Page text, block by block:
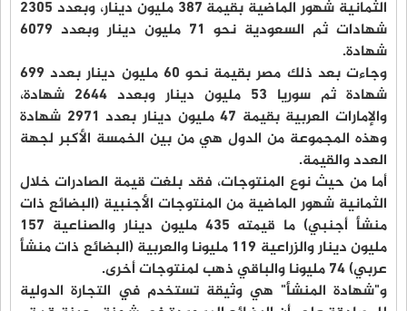
الثمانية شهور الماضية بقيمة 387 مليون دينار، وبعدد 2305
شهادات ثم السعودية نحو 71 مليون دينار وبعدد 6079
شهادة.
وجاءت بعد ذلك مصر بقيمة نحو 60 مليون دينار بعدد 699
شهادة ثم سوريا 53 مليون دينار وبعدد 2644 شهادة،
والإمارات العربية بقيمة 47 مليون دينار بعدد 2971 شهادة
وهذه المجموعة من الدول هي من بين الخمسة الأكبر لجهة
العدد والقيمة.
أما من حيث نوع المنتوجات، فقد بلغت قيمة الصادرات خلال
الثمانية شهور الماضية من المنتوجات الأجنبية (البضائع ذات
منشأ أجنبي) ما قيمته 435 مليون دينار والصناعية 157
مليون دينار والزراعية 119 مليونا والعربية (البضائع ذات منشأ
عربي) 74 مليونا والباقي ذهب لمنتوجات أخرى.
و"شهادة المنشأ" هي وثيقة تستخدم في التجارة الدولية